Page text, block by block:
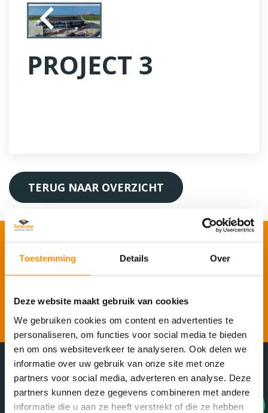
Toestemming Details Over
Deze website maakt gebruik van cookies
We gebruiken cookies om content en advertenties te
personaliseren, om functies voor social media te bieden
en om ons websiteverkeer te analyseren. Ook delen we
informatie over uw gebruik van onze site met onze
partners voor social media, adverteren en analyse. Deze
partners kunnen deze gegevens combineren met andere
informatie die u aan ze heeft verstrekt of die ze hebben
PROJECT 3
TERUG NAAR OVERZICHT
VRAAG VRIJBLIJVEND EEN
OFFERTE AAN
OFFERTE AANVRAGEN
SolarSJOP